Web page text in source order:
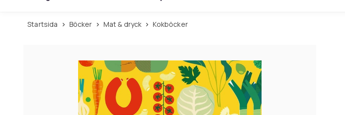
Startsida Böcker Mat & dryck Kokböcker